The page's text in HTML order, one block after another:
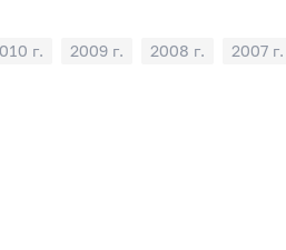
г. 2009 г. 2008 г. 2007 г.